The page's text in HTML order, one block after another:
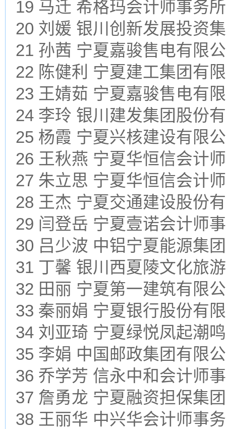
19 马迁 希格玛会计师事务
20 刘媛 银川创新发展投资
21 孙茜 宁夏嘉骏售电有限
22 陈健利 宁夏建工集团有
23 王婧茹 宁夏嘉骏售电有
24 李玲 银川建发集团股份
25 杨霞 宁夏兴核建设有限
26 王秋燕 宁夏华恒信会计
27 朱立思 宁夏华恒信会计
28 王杰 宁夏交通建设股份
29 闫登岳 宁夏壹诺会计师
30 吕少波 中铝宁夏能源集
31 丁馨 银川西夏陵文化旅
32 田丽 宁夏第一建筑有限
33 秦丽娟 宁夏银行股份有
34 刘亚琦 宁夏绿悦凤起潮
35 李娟 中国邮政集团有限
36 乔学芳 信永中和会计师
37 詹勇龙 宁夏融资担保集
38 王丽华 中兴华会计师事